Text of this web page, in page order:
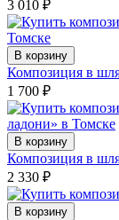
3 010 ₽
В корзину
Композиция в
1 700 ₽
В корзину
Композиция в
2 330 ₽
В корзину